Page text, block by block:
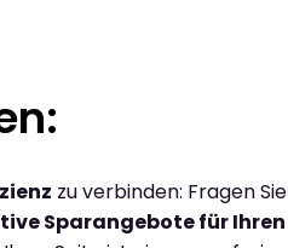
zu verbinden: Fragen Sie
Sparangebote für Ihren